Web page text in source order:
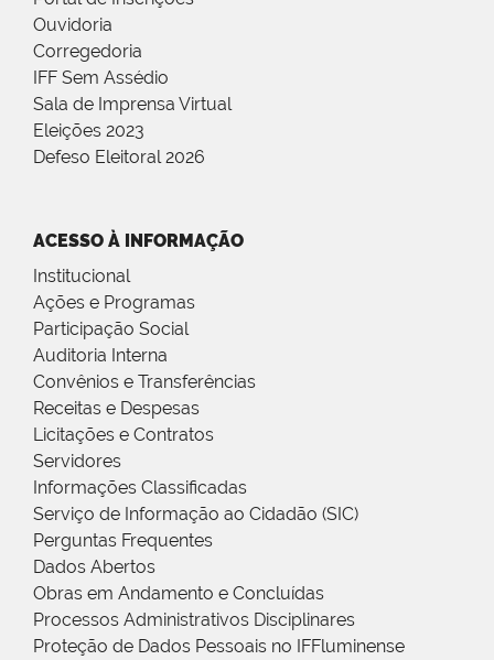
Ouvidoria
Corregedoria
IFF Sem Assédio
Sala de Imprensa Virtual
Eleições 2023
Defeso Eleitoral 2026
ACESSO À INFORMAÇÃO
Institucional
Ações e Programas
Participação Social
Auditoria Interna
Convênios e Transferências
Receitas e Despesas
Licitações e Contratos
Servidores
Informações Classificadas
Serviço de Informação ao Cidadão (SIC)
Perguntas Frequentes
Dados Abertos
Obras em Andamento e Concluídas
Processos Administrativos Disciplinares
Proteção de Dados Pessoais no IFFluminense